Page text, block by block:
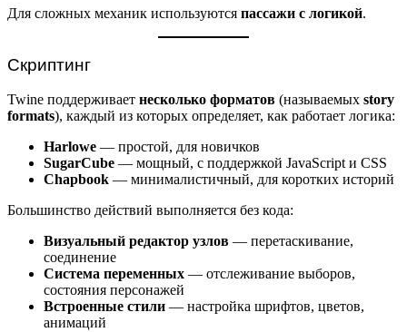
Для сложных механик используются пассажи с логикой.
Скриптинг
Twine поддерживает несколько форматов (называемых story
formats), каждый из которых определяет, как работает логика:
Harlowe — простой, для новичков
SugarCube — мощный, с поддержкой JavaScript и CSS
Chapbook — минималистичный, для коротких историй
Большинство действий выполняется без кода:
Визуальный редактор узлов — перетаскивание,
соединение
Система переменных — отслеживание выборов,
состояния персонажей
Встроенные стили — настройка шрифтов, цветов,
анимаций